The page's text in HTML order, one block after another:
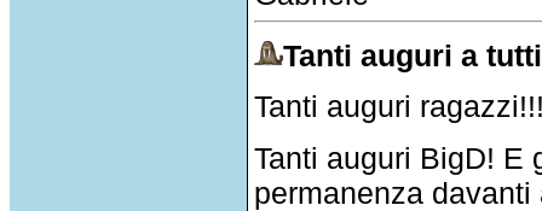
Tanti auguri a
Tanti auguri
Tanti auguri BigD! E
permanenza